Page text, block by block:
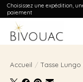
Choisissez une expédition,
paiement
Accueil / Tasse